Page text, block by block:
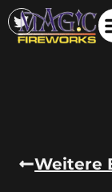
Weitere